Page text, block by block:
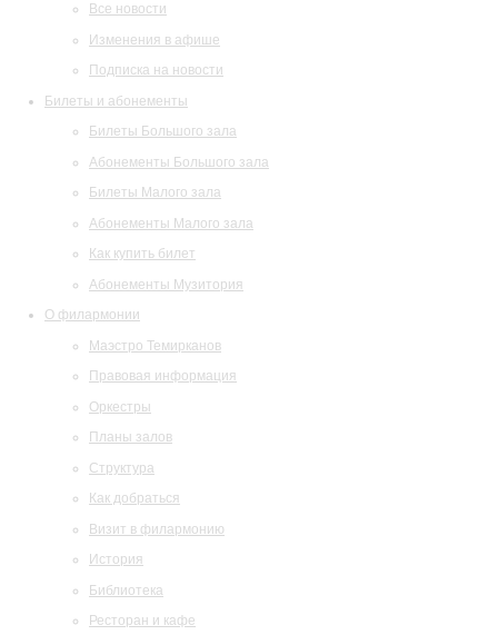
Все новости
Изменения в афише
Подписка на новости
Билеты и абонементы
Билеты Большого зала
Абонементы Большого зала
Билеты Малого зала
Абонементы Малого зала
Как купить билет
Абонементы Музитория
О филармонии
Маэстро Темирканов
Правовая информация
Оркестры
Планы залов
Структура
Как добраться
Визит в филармонию
История
Библиотека
Ресторан и кафе